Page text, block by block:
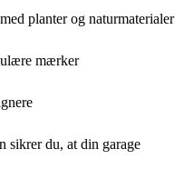
planter og naturmaterialer
mærker
sikrer du, at din garage